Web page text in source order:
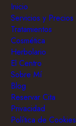
Inicio
Servicios y Precios
Tratamientos
Cosmética
Herbolario
El Centro
Sobre Mí
Blog
Reservar Cita
Privacidad
Política de Cookies